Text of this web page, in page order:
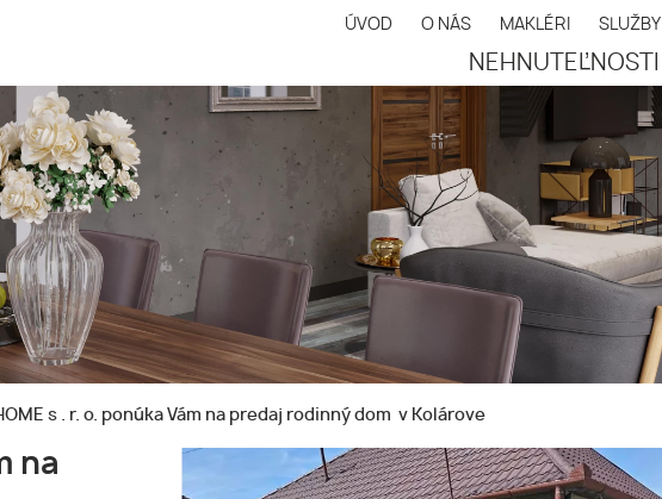
ÚVOD O NÁS MAKLÉRI SLUŽBY
NEHNUTEĽNOSTI
s . r. o. ponúka Vám na predaj rodinný dom v Kolárove
na